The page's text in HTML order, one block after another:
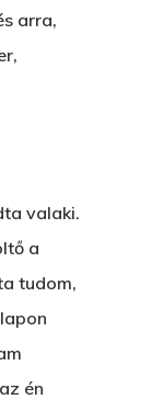
arra,
valaki.
a
tudom,
én